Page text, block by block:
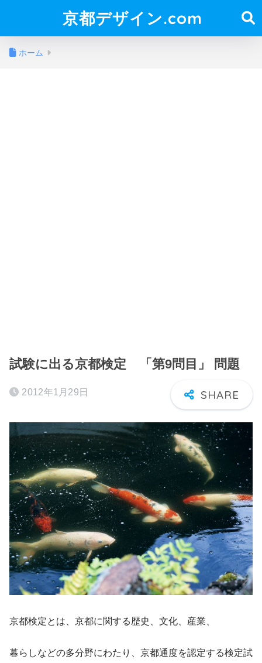
京都デザイン.com
ホーム
試験に出る京都検定 「第9問目」 問題
2012年1月29日
京都検定とは、京都に関する歴史、文化、産業、
暮らしなどの多分野にわたり、京都通度を認定する検定試